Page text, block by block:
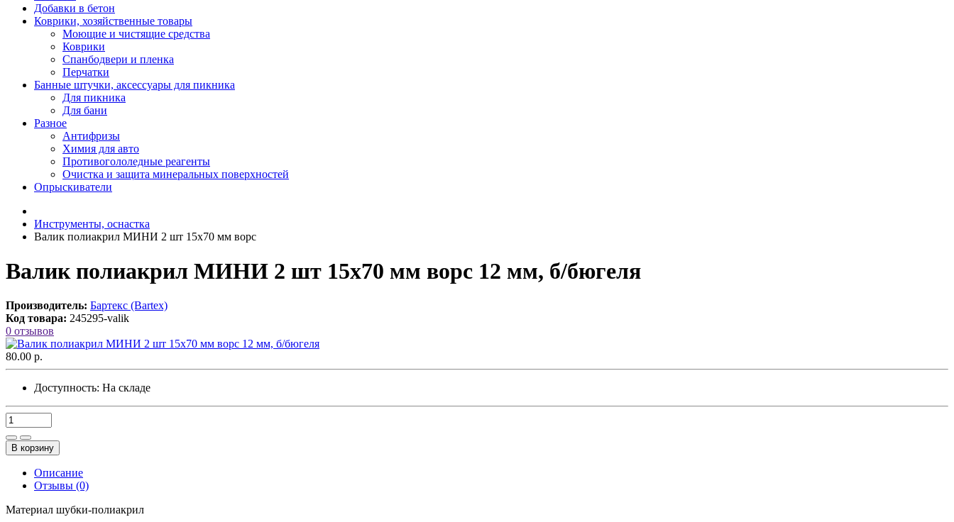
Добавки в бетон
Коврики, хозяйственные товары
Моющие и чистящие средства
Коврики
Спанбодвери и пленка
Перчатки
Банные штучки, аксессуары для пикника
Для пикника
Для бани
Разное
Антифризы
Химия для авто
Противогололедные реагенты
Очистка и защита минеральных поверхностей
Опрыскиватели
Инструменты, оснастка
Валик полиакрил МИНИ 2 шт 15х70 мм ворс
Валик полиакрил МИНИ 2 шт 15х70 мм ворс 12 мм, б/бюгеля
Производитель: Бартекс (Bartex)
Код товара: 245295-valik
0 отзывов
80.00 р.
Доступность: На складе
В корзину
Описание
Отзывы (0)
Материал шубки-полиакрил